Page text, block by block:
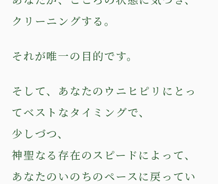
クリーニングする。
それが唯一の目的です。
そして、あなたのウニヒピリにとっ
てベストなタイミングで、
少しづつ、
神聖なる存在のスピードによって、
あなたのいのちのペースに戻ってい